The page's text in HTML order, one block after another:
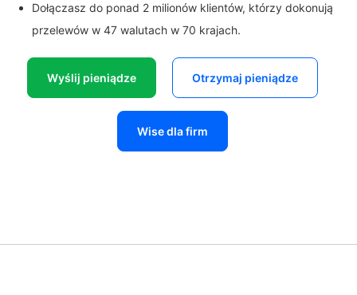
Dołączasz do ponad 2 milionów klientów, którzy dokonują
przelewów w 47 walutach w 70 krajach.
Wyślij pieniądze Otrzymaj pieniądze
Wise dla firm